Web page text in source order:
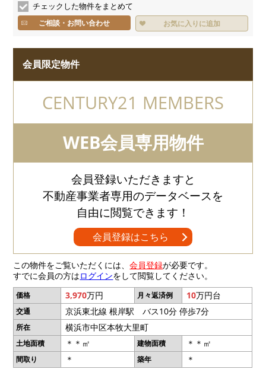
チェックした物件をまとめて
ご相談・お問い合わせ お気に入りに追加
会員限定物件
CENTURY21 MEMBERS
WEB会員専用物件
会員登録いただきますと
不動産事業者専用のデータベースを
自由に閲覧できます！
会員登録はこちら
この物件をご覧いただくには、会員登録が必要です。
すでに会員の方はログインをして閲覧してください。
価格 3,970万円 月々返済例 10万円台
交通 京浜東北線 根岸駅 バス10分 停歩7分
所在 横浜市中区本牧大里町
土地面積 ＊＊㎡ 建物面積 ＊＊㎡
間取り ＊ 築年 ＊